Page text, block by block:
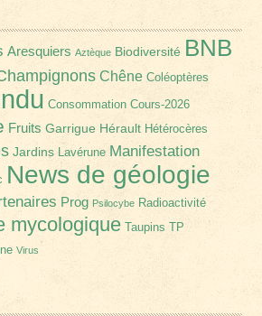
Aresquiers Aztèque Biodiversité BNB
Chêne Coléoptères
Consommation Cours-2026
Fruits Garrigue Hérault Hétérocères
Jardins Lavérune Manifestation
News de géologie
Prog Psilocybe Radioactivité
mycologique Taupins TP
Virus